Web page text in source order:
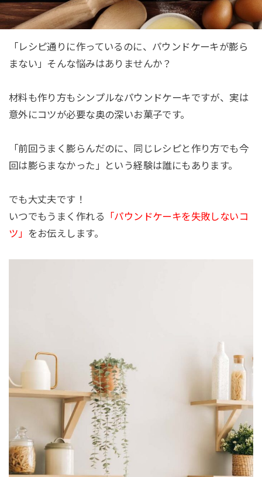
「レシピ通りに作っているのに、パウンドケーキが膨ら
まない」そんな悩みはありませんか？
材料も作り方もシンプルなパウンドケーキですが、実は
意外にコツが必要な奥の深いお菓子です。
「前回うまく膨らんだのに、同じレシピと作り方でも今
回は膨らまなかった」という経験は誰にもあります。
でも大丈夫です！
いつでもうまく作れる
「パウンドケーキを失敗しないコ
ツ」 をお伝えします。